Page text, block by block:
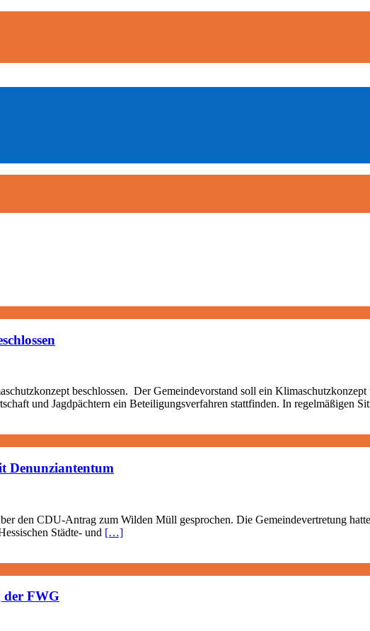
beschlossen. Der Gemeindevorstand soll ein
und Jagdpächtern ein Beteiligungsverfahren stattfinden. In regelmäßigen
Denunziantentum
den CDU-Antrag zum Wilden Müll gesprochen. Die Gemeindevertretung
Städte- und […]
der FWG